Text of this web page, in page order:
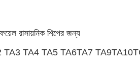
রাসায়নিক শিল্পের জন্য
TA4 TA5 TA6TA7